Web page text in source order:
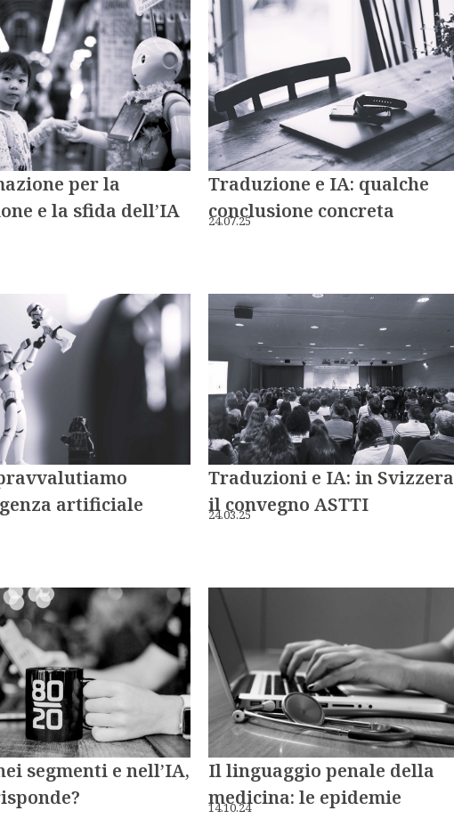
per la
e la sfida dell’IA
Traduzione e IA: qualche
conclusione concreta
24.07.25
artificiale
Traduzioni e IA: in Svizzera
il convegno ASTTI
24.03.25
segmenti e nell’IA,
Il linguaggio penale della
medicina: le epidemie
14.10.24